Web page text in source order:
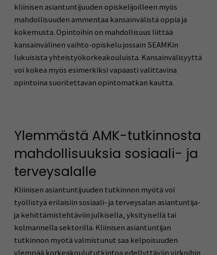
kliinisen asiantuntijuuden opiskelijoilleen myös
mahdollisuuden ammentaa kansainvälistä oppia ja
kokemusta. Opintoihin on mahdollisuus liittää
kansainvälinen vaihto-opiskelu jossain SEAMKin
lukuisista yhteistyökorkeakouluista. Kansainvälisyyttä
voi kokea myös esimerkiksi vapaasti valittavina
opintoina suoritettavan opintomatkan kautta.
Ylemmästä AMK-tutkinnosta
mahdollisuuksia sosiaali- ja
terveysalalle
Kliinisen asiantuntijuuden tutkinnon myötä voi
työllistyä erilaisiin sosiaali- ja terveysalan asiantuntija-
ja kehittämistehtäviin julkisella, yksityisellä tai
kolmannella sektorilla. Kliinisen asiantuntijan
tutkinnon myötä valmistunut saa kelpoisuuden
ylempää korkeakoulututkintoa edellyttäviin virkoihin